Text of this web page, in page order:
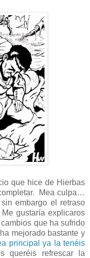
que hice de Hierbas
Mea culpa…
embargo el retraso
gustaría explicaros
que ha sufrido
mejorado bastante y
principal ya la tenéis
queréis refrescar la